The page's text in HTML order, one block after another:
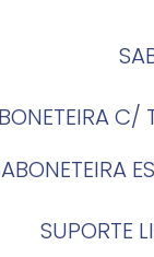
C/
SABONETEIRA
SUPORTE